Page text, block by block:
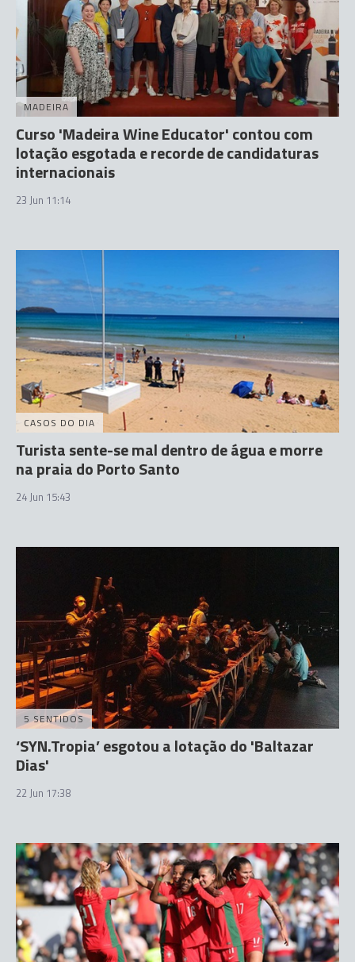
MADEIRA
Curso 'Madeira Wine Educator' contou com
lotação esgotada e recorde de candidaturas
internacionais
23 Jun 11:14
CASOS DO DIA
Turista sente-se mal dentro de água e morre
na praia do Porto Santo
24 Jun 15:43
5 SENTIDOS
‘SYN.Tropia’ esgotou a lotação do 'Baltazar
Dias'
22 Jun 17:38